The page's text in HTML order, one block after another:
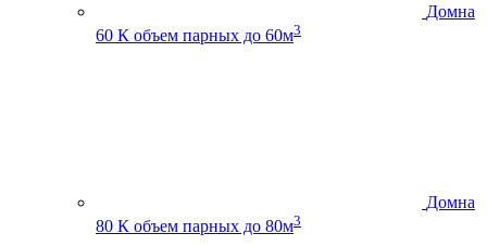
Домна
60 К объем парных до 60м3
Домна
80 К объем парных до 80м3